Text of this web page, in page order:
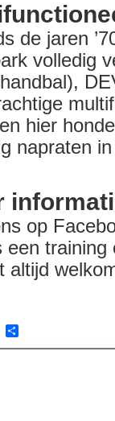
de jaren
volledig
hier
napraten
op
een training
altijd